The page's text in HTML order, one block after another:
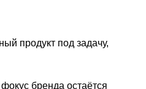
продукт под задачу,
бренда остаётся